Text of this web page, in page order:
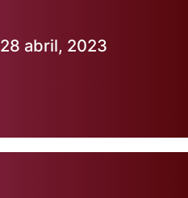
28 abril, 2023